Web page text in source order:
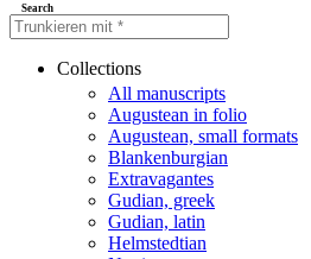
Search
Collections
All manuscripts
Augustean in folio
Augustean, small formats
Blankenburgian
Extravagantes
Gudian, greek
Gudian, latin
Helmstedtian